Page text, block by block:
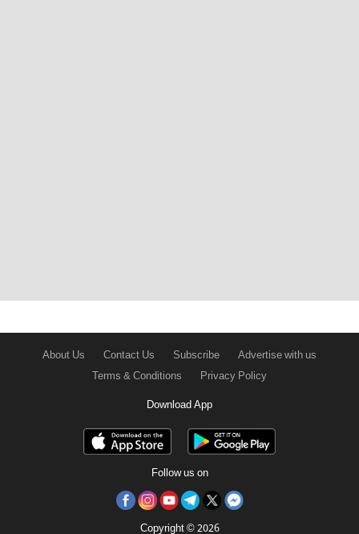
About Us Contact Us Subscribe
Advertise with us
Terms & Conditions
Privacy Policy
Download App
Follow us on
Copyright © 2026